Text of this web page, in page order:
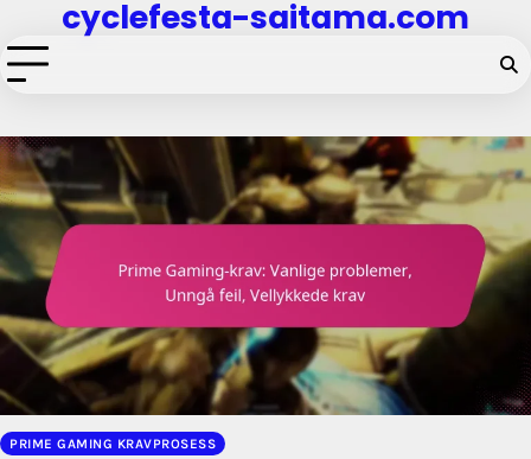
to
content
cyclefesta-saitama.com
PRIME GAMING KRAVPROSESS